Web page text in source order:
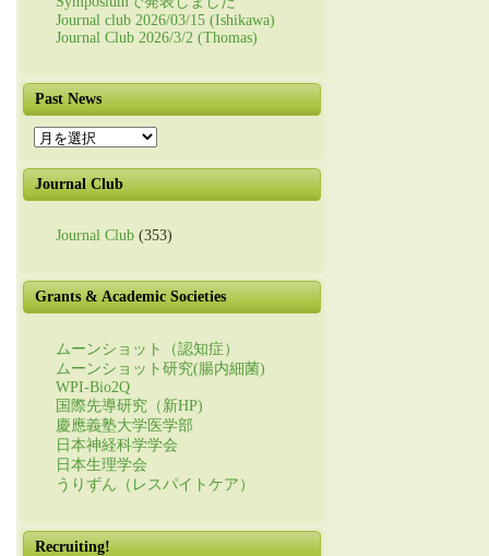
Journal club 2026/03/15 (Ishikawa)
Journal Club 2026/3/2 (Thomas)
Past News
Past
News
Journal Club
Journal Club (353)
Grants & Academic Societies
ムーンショット（認知症）
ムーンショット研究(腸内細菌)
WPI-Bio2Q
国際先導研究（新HP)
慶應義塾大学医学部
日本神経科学学会
日本生理学会
うりずん（レスパイトケア）
Recruiting!